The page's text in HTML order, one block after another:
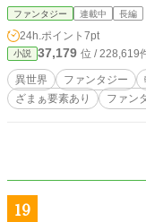
えている兎人間？鱗の生え
逆の1メートルでずんぐりとした人
ながらも健気に生きてきた
奇跡でもある。 ハンドメイドの趣味を超えて、世界に認められるアクセサリ
ー屋になった彼女の軌跡。
ファンタジー 連載中 長編
24h.ポイント 7pt
小説 37,179 位 / 228,619
異世界 ファンタジー
ざまぁ要素あり
ファン
19